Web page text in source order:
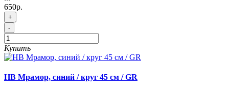
650р.
+
-
Купить
HB Мрамор, синий / круг 45 см / GR